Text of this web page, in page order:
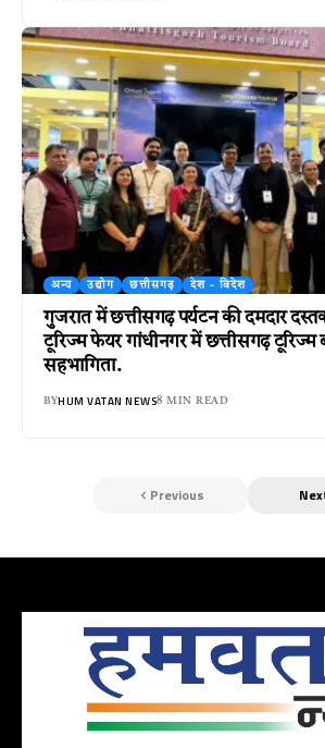
अन्य उद्योग छत्तीसगढ़ देश - विदेश
गुजरात में छत्तीसगढ़ पर्यटन की दमदार
टूरिज्म फेयर गांधीनगर में छत्तीसगढ़ टूरिज्म
सहभागिता.
BYHUM VATAN NEWS8 MIN READ
Previous